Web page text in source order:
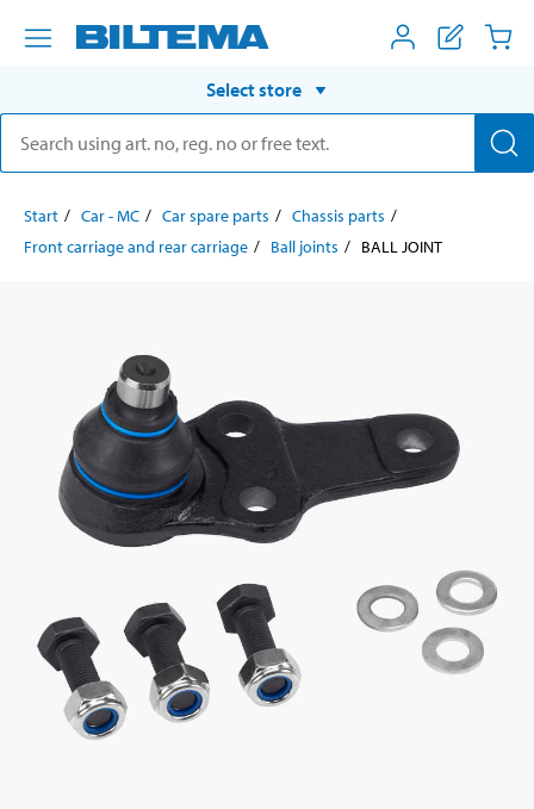
Select store
Start Car - MC Car spare parts
Chassis parts
Front carriage and rear carriage
Ball joints BALL JOINT